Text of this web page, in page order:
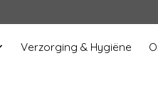
Verzorging & Hygiëne